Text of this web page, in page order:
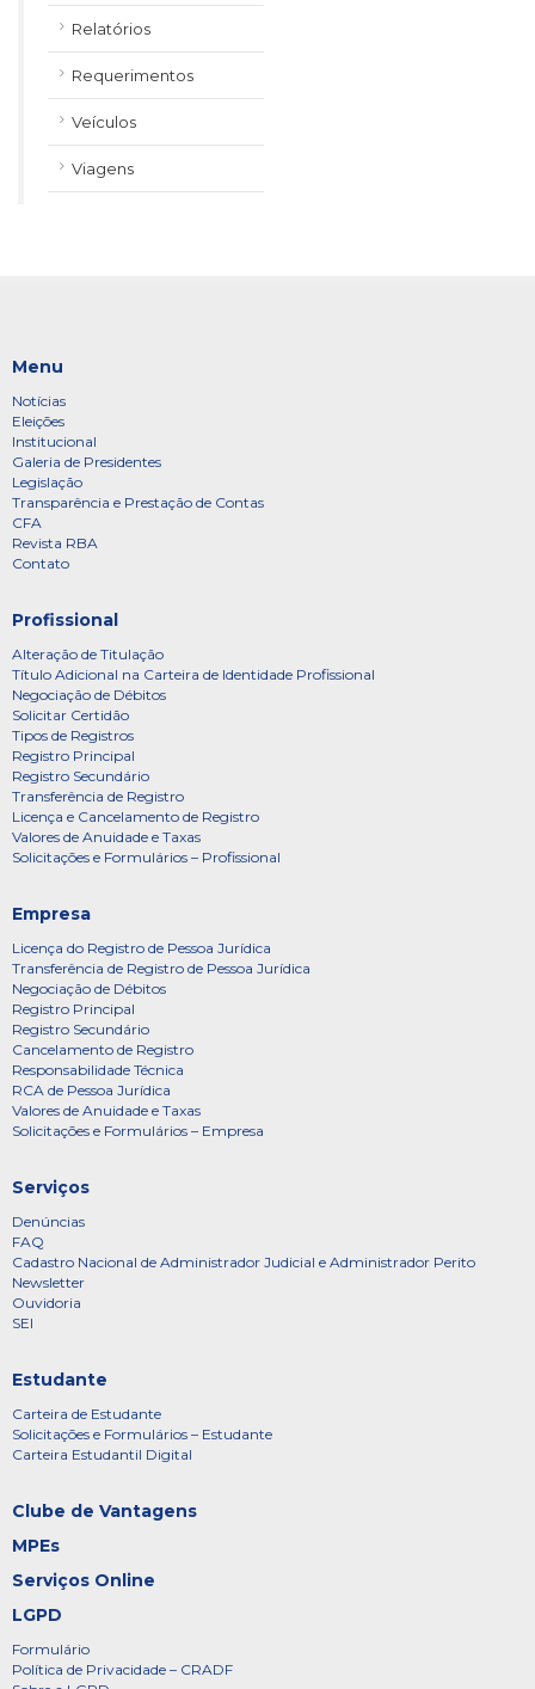
Relatórios
Requerimentos
Veículos
Viagens
Menu
Notícias
Eleições
Institucional
Galeria de Presidentes
Legislação
Transparência e Prestação de Contas
CFA
Revista RBA
Contato
Profissional
Alteração de Titulação
Título Adicional na Carteira de Identidade Profissional
Negociação de Débitos
Solicitar Certidão
Tipos de Registros
Registro Principal
Registro Secundário
Transferência de Registro
Licença e Cancelamento de Registro
Valores de Anuidade e Taxas
Solicitações e Formulários – Profissional
Empresa
Licença do Registro de Pessoa Jurídica
Transferência de Registro de Pessoa Jurídica
Negociação de Débitos
Registro Principal
Registro Secundário
Cancelamento de Registro
Responsabilidade Técnica
RCA de Pessoa Jurídica
Valores de Anuidade e Taxas
Solicitações e Formulários – Empresa
Serviços
Denúncias
FAQ
Cadastro Nacional de Administrador Judicial e Administrador Perito
Newsletter
Ouvidoria
SEI
Estudante
Carteira de Estudante
Solicitações e Formulários – Estudante
Carteira Estudantil Digital
Clube de Vantagens
MPEs
Serviços Online
LGPD
Formulário
Política de Privacidade – CRADF